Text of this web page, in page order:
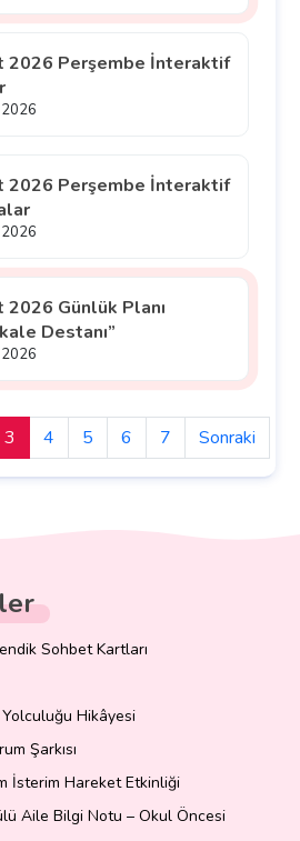
2026 Perşembe İnteraktif
2026 Perşembe İnteraktif
2026 Günlük Planı
Destanı”
3 4 5 6 7 Sonraki
Sohbet Kartları
Hikâyesi
Şarkısı
İsterim Hareket Etkinliği
Aile Bilgi Notu – Okul Öncesi